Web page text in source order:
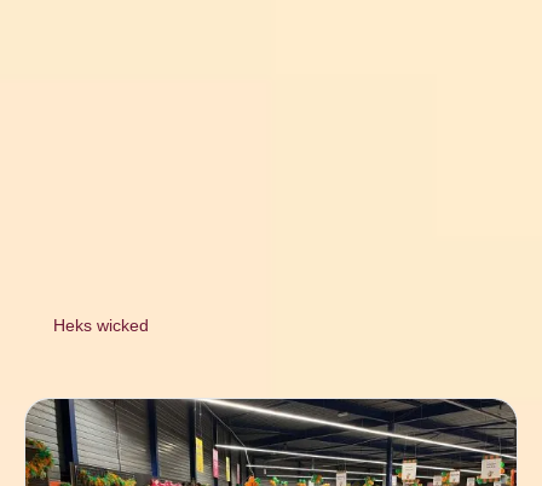
Heks wicked